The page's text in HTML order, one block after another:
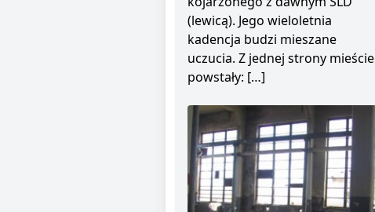
(lewicą). Jego wieloletnia
kadencja budzi mieszane
uczucia. Z jednej strony mieście
powstały: […]